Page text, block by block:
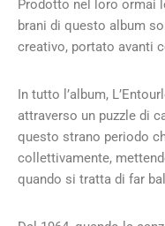
Prodotto nel loro ormai
brani di questo album
creativo, portato avanti
In tutto l’album,
attraverso un puzzle di
questo strano periodo
collettivamente,
quando si tratta di far